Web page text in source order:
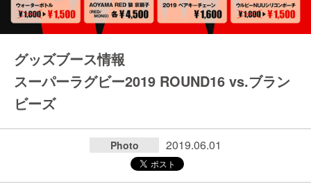
グッズブース情報
スーパーラグビー2019 ROUND16 vs.ブラン
ビーズ
Photo 2019.06.01